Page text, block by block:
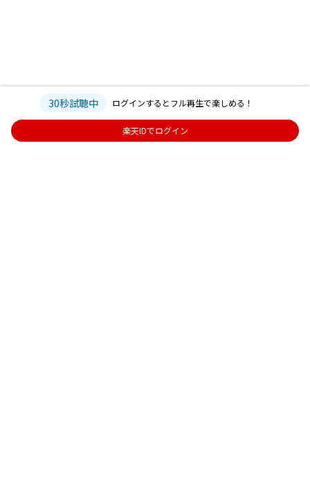
30秒試聴中 ログインするとフル再生で楽しめる！
楽天IDでログイン